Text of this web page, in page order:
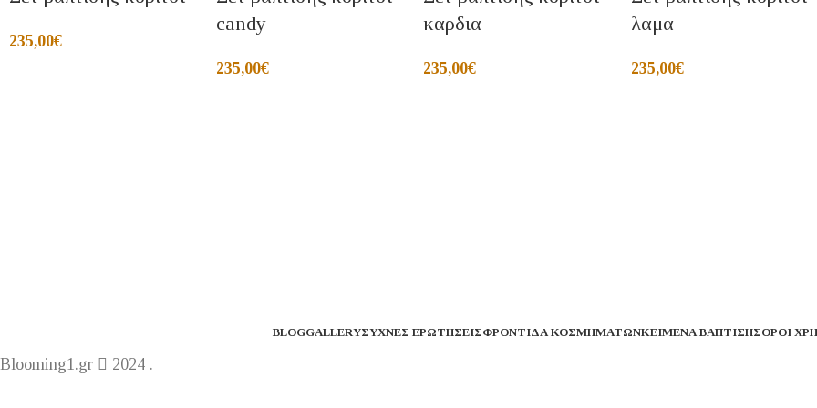
235,00€
candy
235,00€
καρδια
235,00€
λαμα
235,00€
BLOGGALLERYΣΥΧΝΈΣ ΕΡΩΤΉΣΕΙΣΦΡΟΝΤΊΔΑ ΚΟΣΜΗΜΆΤΩΝΚΕΊΜΕΝΑ ΒΆΠΤΙΣΗΣΌΡΟΙ
Blooming1.gr
2024 .